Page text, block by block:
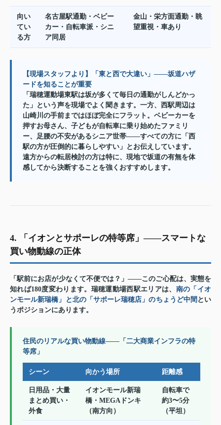
向い
てい
る方
名古屋駅通勤・ベビー
カー・自転車派・シニ
ア同居
金山・栄方面通勤・眺
望重視・車あり
【現場スタッフより】「東と西で大違い」——坂道ハザ
ードを知ることが重要
「瑞穂運動場東駅は坂が多くて毎日の通勤がしんどかっ
た」という声を現場でよく聞きます。一方、西駅周辺は
山崎川の手前まではほぼ完全にフラット。ベビーカーを
押すお母さん、子どもが自転車に乗り始めたファミリ
ー、足腰の不安があるシニア世帯——すべての方に「西
駅の方が圧倒的に暮らしやすい」とお伝えしています。
遠方からの転居検討の方は特に、現地で坂道の有無を体
感してから決断することを強くおすすめします。
4. 「イオンとサポーレの特等席」——スマートな
買い物動線の正体
「駅前にお店が少なくて不便では？」——このご心配は、実態を
知れば180度変わります。瑞穂運動場西駅エリアは、 南の「イオ
ンモール新瑞橋」と北の「サポーレ瑞穂店」のちょうど中間 とい
うポジションにあります。
住民のリアルな買い物動線——「二大商業インフラの特
等席」
シーン 向かう場所 距離感
日用品・大量
まとめ買い・
外食
イオンモール新瑞
橋・MEGAドンキ
（南方向）
自転車で
約3〜5分
（平坦）